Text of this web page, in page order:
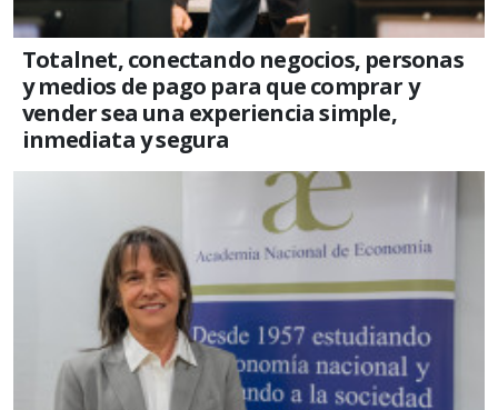
Totalnet, conectando negocios, personas
y medios de pago para que comprar y
vender sea una experiencia simple,
inmediata y segura